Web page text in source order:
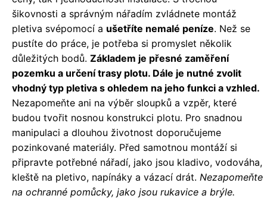
šikovnosti a správným nářadím zvládnete montáž
pletiva svépomocí a ušetříte nemalé peníze. Než se
pustíte do práce, je potřeba si promyslet několik
důležitých bodů. Základem je přesné zaměření
pozemku a určení trasy plotu. Dále je nutné zvolit
vhodný typ pletiva s ohledem na jeho funkci a vzhled.
Nezapomeňte ani na výběr sloupků a vzpěr, které
budou tvořit nosnou konstrukci plotu. Pro snadnou
manipulaci a dlouhou životnost doporučujeme
pozinkované materiály. Před samotnou montáží si
připravte potřebné nářadí, jako jsou kladivo, vodováha,
kleště na pletivo, napínáky a vázací drát. Nezapomeňte
na ochranné pomůcky, jako jsou rukavice a brýle.